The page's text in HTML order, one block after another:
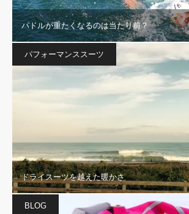
パドルが重たくなるのは当たり前？
パフォーマンススーツ
ドライスーツを越えた暖かさ
BLOG